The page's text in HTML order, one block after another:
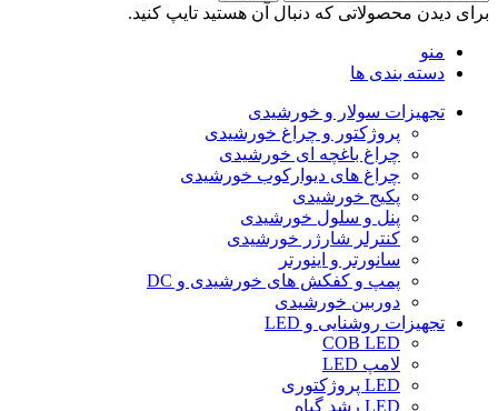
برای دیدن محصولاتی که دنبال آن هستید تایپ کنید.
منو
دسته بندی ها
تجهیزات سولار و خورشیدی
پروژکتور و چراغ خورشیدی
چراغ باغچه ای خورشیدی
چراغ های دیوارکوب خورشیدی
پکیج خورشیدی
پنل و سلول خورشیدی
کنترلر شارژر خورشیدی
سانورتر و اینورتر
پمپ و کفکش های خورشیدی و DC
دوربین خورشیدی
تجهیزات روشنایی و LED
COB LED
لامپ LED
LED پروژکتوری
LED رشد گیاه